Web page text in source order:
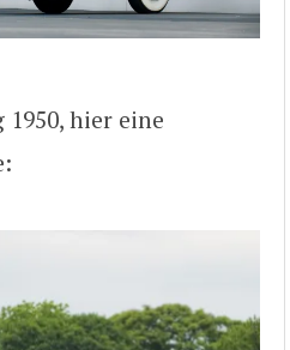
1950, hier eine